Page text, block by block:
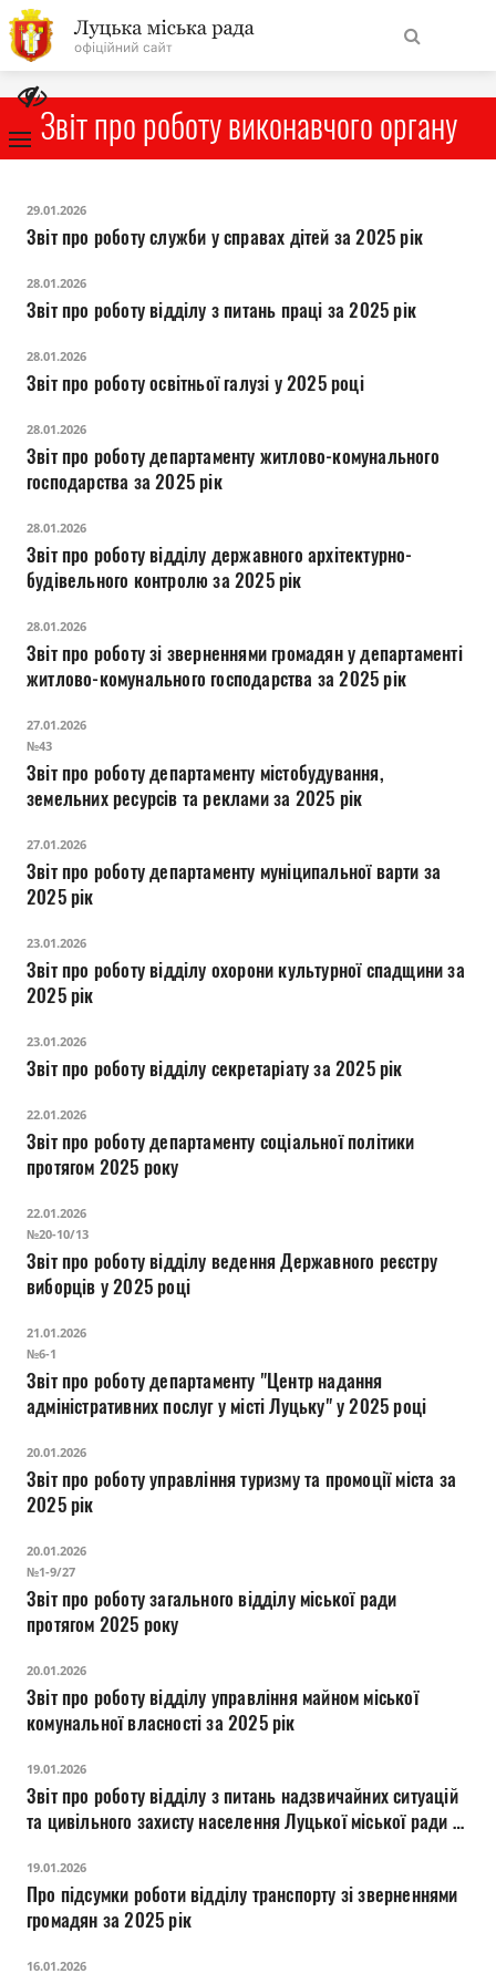
На
головну
сайту
Міська рада
Бюджет
Публічна інформація
Документи
Звіт про роботу виконавчого органу
29.01.2026
Звіт про роботу служби у справах дітей за 2025 рік
28.01.2026
Звіт про роботу відділу з питань праці за 2025 рік
28.01.2026
Звіт про роботу освітньої галузі у 2025 році
28.01.2026
Звіт про роботу департаменту житлово-комунального
господарства за 2025 рік
28.01.2026
Звіт про роботу відділу державного архітектурно-
будівельного контролю за 2025 рік
28.01.2026
Звіт про роботу зі зверненнями громадян у департаменті
житлово-комунального господарства за 2025 рік
27.01.2026
№43
Звіт про роботу департаменту містобудування,
земельних ресурсів та реклами за 2025 рік
27.01.2026
Звіт про роботу департаменту муніципальної варти за
2025 рік
23.01.2026
Звіт про роботу відділу охорони культурної спадщини за
2025 рік
23.01.2026
Звіт про роботу відділу секретаріату за 2025 рік
22.01.2026
Звіт про роботу департаменту соціальної політики
протягом 2025 року
22.01.2026
№20-10/13
Звіт про роботу відділу ведення Державного реєстру
виборців у 2025 році
21.01.2026
№6-1
Звіт про роботу департаменту "Центр надання
адміністративних послуг у місті Луцьку" у 2025 році
20.01.2026
Звіт про роботу управління туризму та промоції міста за
2025 рік
20.01.2026
№1-9/27
Звіт про роботу загального відділу міської ради
протягом 2025 року
20.01.2026
Звіт про роботу відділу управління майном міської
комунальної власності за 2025 рік
19.01.2026
Звіт про роботу відділу з питань надзвичайних ситуацій
та цивільного захисту населення Луцької міської ради за
19.01.2026
Про підсумки роботи відділу транспорту зі зверненнями
громадян за 2025 рік
16.01.2026